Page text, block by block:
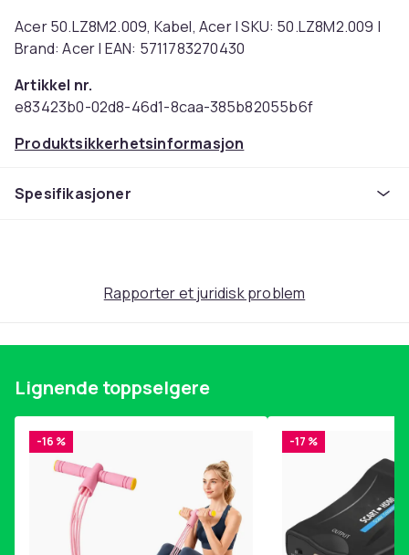
Acer 50.LZ8M2.009, Kabel, Acer | SKU: 50.LZ8M2.009 |
Brand: Acer | EAN: 5711783270430
Artikkel nr.
e83423b0-02d8-46d1-8caa-385b82055b6f
Produktsikkerhetsinformasjon
Spesifikasjoner
Rapporter et juridisk problem
Lignende toppselgere
-16 % -17 %